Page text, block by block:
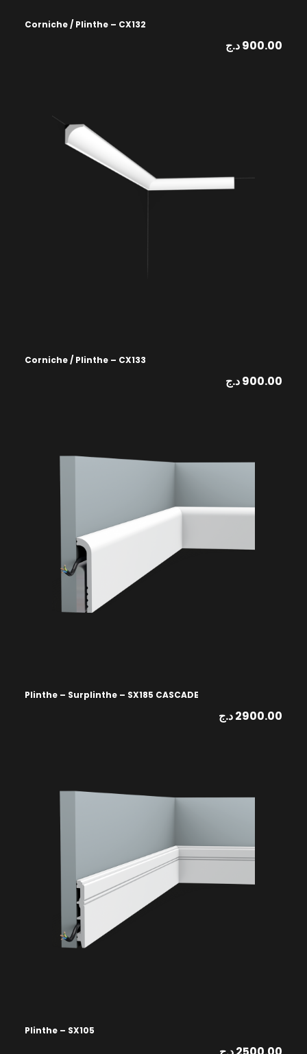
Corniche / Plinthe – CX132
900.00د.ج
Corniche / Plinthe – CX133
900.00د.ج
Plinthe – Surplinthe – SX185 CASCADE
2900.00د.ج
Plinthe – SX105